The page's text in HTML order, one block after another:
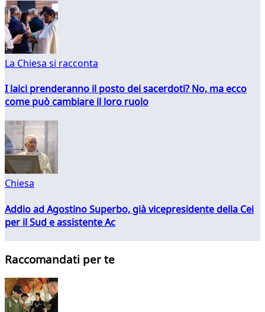
La Chiesa si racconta
I laici prenderanno il posto dei sacerdoti? No, ma ecco
come può cambiare il loro ruolo
Chiesa
Addio ad Agostino Superbo, già vicepresidente della Cei
per il Sud e assistente Ac
Raccomandati per te